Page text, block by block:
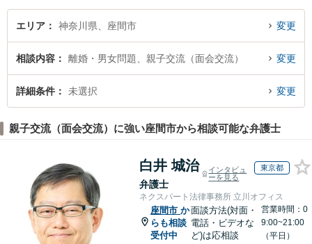
利です。特に今西法律事務所の今西 隆彦弁護士のプロフィール情報や弁護士費
用、強みなどが注目されています。『座間市で土日や夜間に発生した親子交流
で親子交流（面会交流）を法律相談できる座間市内の弁護士に相談予約した
い』などでお困りの相談者さんにおすすめです。
エリア 神奈川県、座間市 変更
相談内容 離婚・男女問題、親子交流（面会交流） 変更
詳細条件 未選択 変更
親子交流（面会交流）に強い座間市から相談可能な弁護士
白井 城治
弁護士
インタビュ
ーを見る
東京都
ネクスパート法律事務所 立川オフィス
座間市 か
らも相談
受付中
面談方法(対面・
電話・ビデオな
ど)は応相談
営業時間：0
9:00~21:00
（平日）